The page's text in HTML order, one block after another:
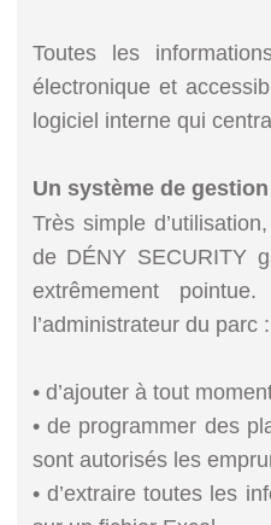
Toutes les
électronique et
logiciel interne qui
Un système de
Très simple
de DÉNY SECURITY
extrêmement
l’administrateur du parc :
• d’ajouter à tout
• de programmer des
sont autorisés les
• d’extraire toutes les